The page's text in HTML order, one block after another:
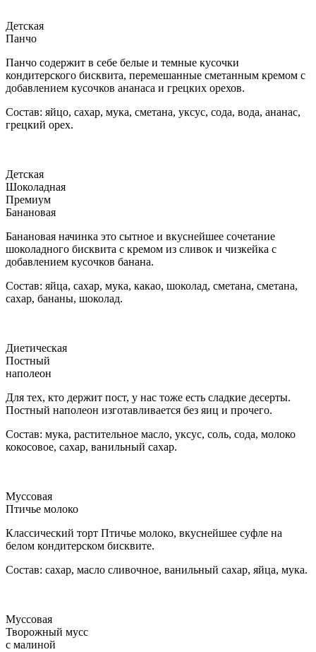
Детская
Панчо
Панчо содержит в себе белые и темные кусочки
кондитерского бисквита, перемешанные сметанным кремом с
добавлением кусочков ананаса и грецких орехов.
Состав: яйцо, сахар, мука, сметана, уксус, сода, вода, ананас,
грецкий орех.
Детская
Шоколадная
Премиум
Банановая
Банановая начинка это сытное и вкуснейшее сочетание
шоколадного бисквита с кремом из сливок и чизкейка с
добавлением кусочков банана.
Состав: яйца, сахар, мука, какао, шоколад, сметана, сметана,
сахар, бананы, шоколад.
Диетическая
Постный
наполеон
Для тех, кто держит пост, у нас тоже есть сладкие десерты.
Постный наполеон изготавливается без яиц и прочего.
Состав: мука, растительное масло, уксус, соль, сода, молоко
кокосовое, сахар, ванильный сахар.
Муссовая
Птичье молоко
Классический торт Птичье молоко, вкуснейшее суфле на
белом кондитерском бисквите.
Состав: сахар, масло сливочное, ванильный сахар, яйца, мука.
Муссовая
Творожный мусс
с малиной